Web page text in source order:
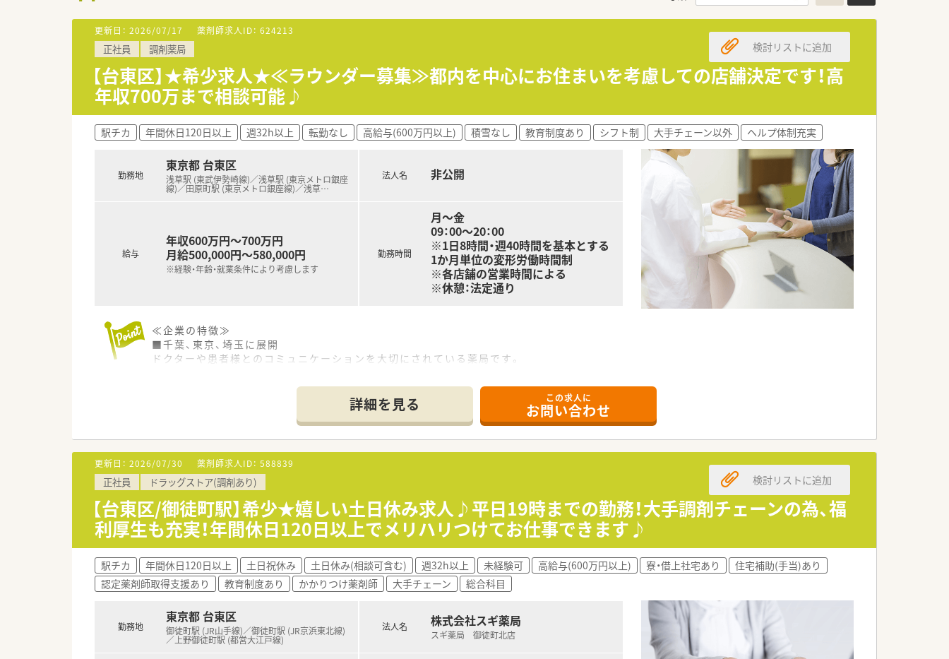
更新日： 2026/07/17 薬剤師求人ID： 624213
正社員 調剤薬局
【台東区】★希少求人★≪ラウンダー募集≫都内を中心にお住まいを考慮しての店舗決定です！高
年収700万まで相談可能♪
検討リストに追加
駅チカ 年間休日120日以上 週32h以上 転勤なし 高給与(600万円以上) 積雪なし 教育制度あり シフト制 大手チェーン以外 ヘルプ体制充実
勤務地
東京都 台東区
浅草駅 (東武伊勢崎線)／浅草駅 (東京メトロ銀座
線)／田原町駅 (東京メトロ銀座線)／浅草…
給与
年収600万円～700万円
月給500,000円～580,000円
※経験・年齢・就業条件により考慮します
法人名 非公開
勤務時間
月～金
09：00～20：00
※1日8時間・週40時間を基本とする
1か月単位の変形労働時間制
※各店舗の営業時間による
※休憩：法定通り
≪企業の特徴≫
■千葉、東京、埼玉に展開
ドクターや患者様とのコミュニケーションを大切にされている薬局です。
結び、開局前後のサポート全般を行っております。
■相手の立場に立ち、周囲と上手くコミュニケーションが取れる方
■会社の中核社員として長期的に成長したい方
■様々な店舗で経験を積みたい方
詳細を見る この求人に
お問い合わせ
更新日： 2026/07/30 薬剤師求人ID： 588839
正社員 ドラッグストア(調剤あり)
【台東区/御徒町駅】希少★嬉しい土日休み求人♪平日19時までの勤務！大手調剤チェーンの為、福
利厚生も充実！年間休日120日以上でメリハリつけてお仕事できます♪
検討リストに追加
駅チカ 年間休日120日以上 土日祝休み 土日休み(相談可含む) 週32h以上 未経験可 高給与(600万円以上) 寮・借上社宅あり
住宅補助(手当)あり
認定薬剤師取得支援あり
教育制度あり かかりつけ薬剤師 大手チェーン 総合科目
勤務地
東京都 台東区
御徒町駅 (JR山手線)／御徒町駅 (JR京浜東北線)
／上野御徒町駅 (都営大江戸線)
法人名 株式会社スギ薬局
スギ薬局 御徒町北店